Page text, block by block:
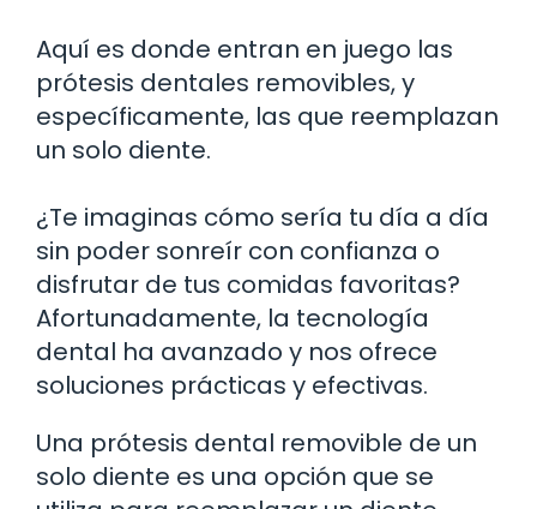
Aquí es donde entran en juego las
prótesis dentales removibles, y
específicamente, las que reemplazan
un solo diente.
¿Te imaginas cómo sería tu día a día
sin poder sonreír con confianza o
disfrutar de tus comidas favoritas?
Afortunadamente, la tecnología
dental ha avanzado y nos ofrece
soluciones prácticas y efectivas.
Una prótesis dental removible de un
solo diente es una opción que se